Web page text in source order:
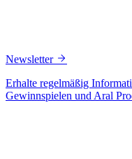
Newsletter
Erhalte regelmäßig
Gewinnspielen und Aral